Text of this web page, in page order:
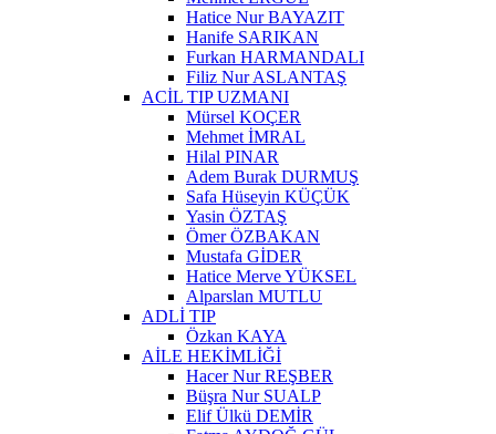
Hatice Nur BAYAZIT
Hanife SARIKAN
Furkan HARMANDALI
Filiz Nur ASLANTAŞ
ACİL TIP UZMANI
Mürsel KOÇER
Mehmet İMRAL
Hilal PINAR
Adem Burak DURMUŞ
Safa Hüseyin KÜÇÜK
Yasin ÖZTAŞ
Ömer ÖZBAKAN
Mustafa GİDER
Hatice Merve YÜKSEL
Alparslan MUTLU
ADLİ TIP
Özkan KAYA
AİLE HEKİMLİĞİ
Hacer Nur REŞBER
Büşra Nur SUALP
Elif Ülkü DEMİR